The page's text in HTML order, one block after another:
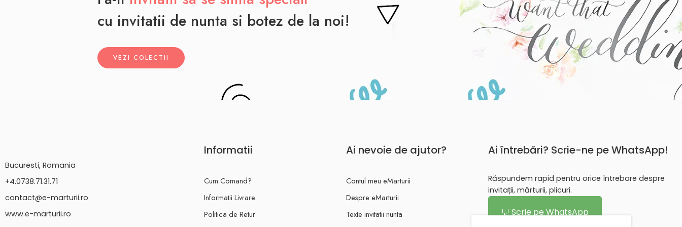
cu invitatii de nunta si botez de la noi!
VEZI COLECTII
Bucuresti, Romania
+4.0738.71.31.71
contact@e-marturii.ro
www.e-marturii.ro
Informatii
Cum Comand?
Informatii Livrare
Politica de Retur
Ai nevoie de ajutor?
Contul meu eMarturii
Despre eMarturii
Texte invitatii nunta
Ai întrebări? Scrie-ne pe WhatsApp!
Răspundem rapid pentru orice întrebare despre
invitații, mărturii, plicuri.
💬 Scrie pe WhatsApp